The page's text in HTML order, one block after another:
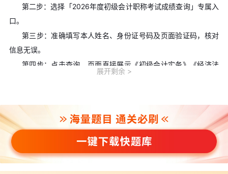
第二步：选择「2026年度初级会计职称考试成绩查询」专属入
口。
第三步：准确填写本人姓名、身份证号码及页面验证码，核对
信息无误。
第四步：点击查询，页面直接展示《初级会计实务》《经济法
取、成绩复查备用。
五、初级会计合格标准(全国统一)
2026年初级会计合格标准保持不变，全国统一执行。
两科单科满分均为100分，单科60分及以上即为合格。
展开剩余